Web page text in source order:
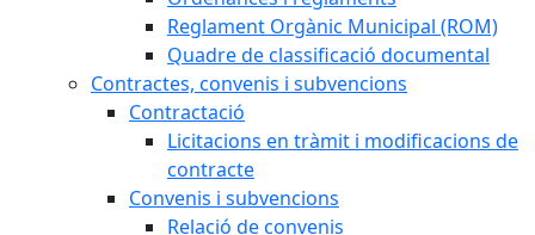
Reglament Orgànic Municipal (ROM)
Quadre de classificació documental
Contractes, convenis i subvencions
Contractació
Licitacions en tràmit i modificacions de
contracte
Convenis i subvencions
Relació de convenis